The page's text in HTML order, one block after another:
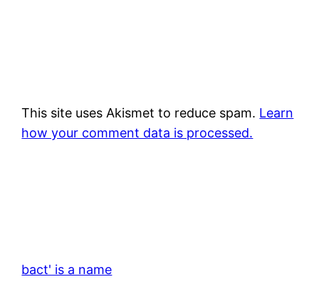
This site uses Akismet to reduce spam. Learn
how your comment data is processed.
bact' is a name